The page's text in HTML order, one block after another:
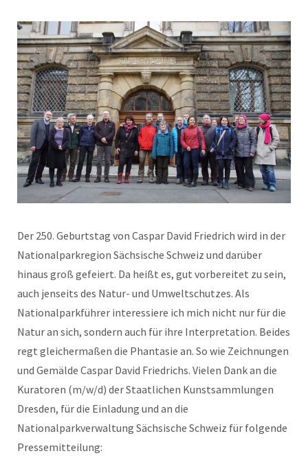
Der 250. Geburtstag von Caspar David Friedrich wird in der
Nationalparkregion Sächsische Schweiz und darüber
hinaus groß gefeiert. Da heißt es, gut vorbereitet zu sein,
auch jenseits des Natur- und Umweltschutzes. Als
Nationalparkführer interessiere ich mich nicht nur für die
Natur an sich, sondern auch für ihre Interpretation. Beides
regt gleichermaßen die Phantasie an. So wie Zeichnungen
und Gemälde Caspar David Friedrichs. Vielen Dank an die
Kuratoren (m/w/d) der Staatlichen Kunstsammlungen
Dresden, für die Einladung und an die
Nationalparkverwaltung Sächsische Schweiz für folgende
Pressemitteilung: